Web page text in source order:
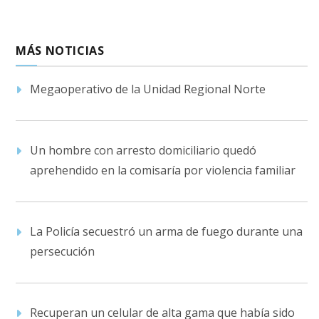
MÁS NOTICIAS
Megaoperativo de la Unidad Regional Norte
Un hombre con arresto domiciliario quedó
aprehendido en la comisaría por violencia familiar
La Policía secuestró un arma de fuego durante una
persecución
Recuperan un celular de alta gama que había sido